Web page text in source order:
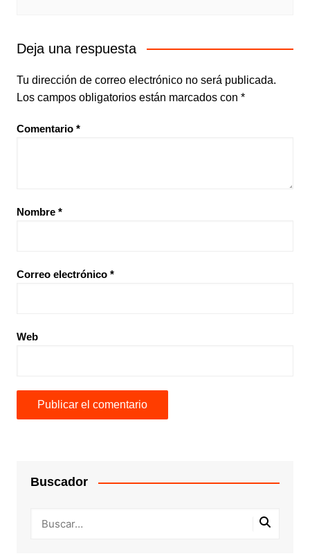
Deja una respuesta
Tu dirección de correo electrónico no será publicada.
Los campos obligatorios están marcados con *
Comentario *
Nombre *
Correo electrónico *
Web
Buscador